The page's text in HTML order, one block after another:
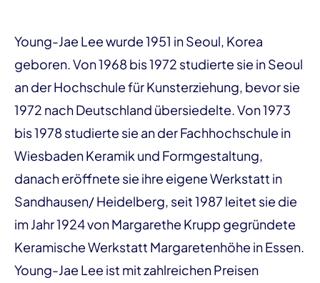
Young-Jae Lee wurde 1951 in Seoul, Korea
geboren. Von 1968 bis 1972 studierte sie in Seoul
an der Hochschule für Kunsterziehung, bevor sie
1972 nach Deutschland übersiedelte. Von 1973
bis 1978 studierte sie an der Fachhochschule in
Wiesbaden Keramik und Formgestaltung,
danach eröffnete sie ihre eigene Werkstatt in
Sandhausen/ Heidelberg, seit 1987 leitet sie die
im Jahr 1924 von Margarethe Krupp gegründete
Keramische Werkstatt Margaretenhöhe in Essen.
Young-Jae Lee ist mit zahlreichen Preisen